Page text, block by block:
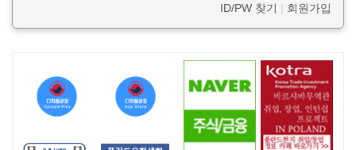
ID/PW 찾기 | 회원가입